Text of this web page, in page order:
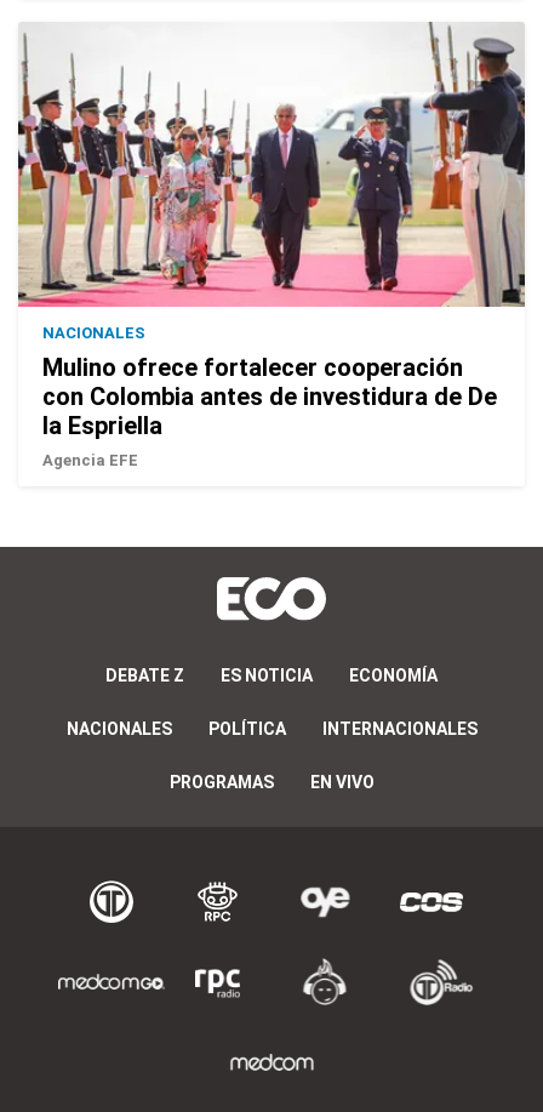
NACIONALES
Mulino ofrece fortalecer cooperación
con Colombia antes de investidura de De
la Espriella
Agencia EFE
DEBATE Z ES NOTICIA ECONOMÍA
NACIONALES POLÍTICA INTERNACIONALES
PROGRAMAS EN VIVO